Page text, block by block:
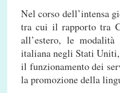
Nel corso dell’intensa
tra cui il rapporto tra
all’estero, le
italiana negli Stati
il funzionamento dei
la promozione della